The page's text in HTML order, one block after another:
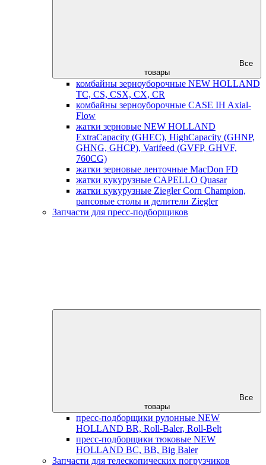
Все
товары
комбайны зерноуборочные NEW HOLLAND
TC, CS, CSX, CX, CR
комбайны зерноуборочные CASE IH Axial-
Flow
жатки зерновые NEW HOLLAND
ExtraCapacity (GHEC), HighCapacity (GHNP,
GHNG, GHCP), Varifeed (GVFP, GHVF,
760CG)
жатки зерновые ленточные MacDon FD
жатки кукурузные CAPELLO Quasar
жатки кукурузные Ziegler Corn Champion,
рапсовые столы и делители Ziegler
Запчасти для пресс-подборщиков
Все
товары
пресс-подборщики рулонные NEW
HOLLAND BR, Roll-Baler, Roll-Belt
пресс-подборщики тюковые NEW
HOLLAND BC, BB, Big Baler
Запчасти для телескопических погрузчиков